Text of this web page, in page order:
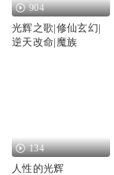
904
光辉之歌|修仙玄幻|
逆天改命|魔族
134
人性的光辉